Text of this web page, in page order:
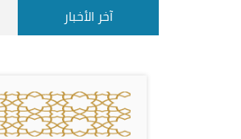
آخر الأخبار